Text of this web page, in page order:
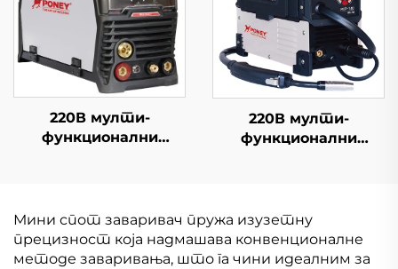
220В мулти-
функционални
сигнала Једини
импулс Синергична
Миг Велдер машина
220В мулти-
функционални
сигнала Миг Велдер
Машина
Мини спот заваривач пружа изузетну
прецизност која надмашава конвенционалне
методе заваривања, што га чини идеалним за